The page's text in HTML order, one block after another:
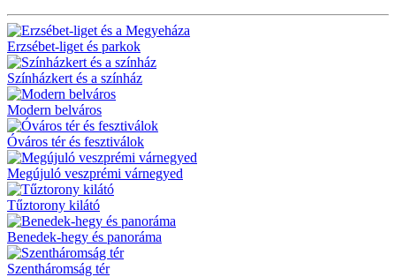
Erzsébet-liget és parkok
Színházkert és a színház
Modern belváros
Óváros tér és fesztiválok
Megújuló veszprémi várnegyed
Tűztorony kilátó
Benedek-hegy és panoráma
Szentháromság tér